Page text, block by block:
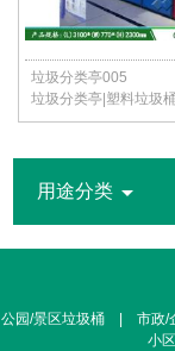
垃圾分类亭005
垃圾分类亭|塑料垃圾桶|户外垃圾站|公园垃圾桶|学校分类垃圾亭|北京垃圾桶厂家
用途分类arrow_drop_down
公园/景区垃圾桶 | 市政
小